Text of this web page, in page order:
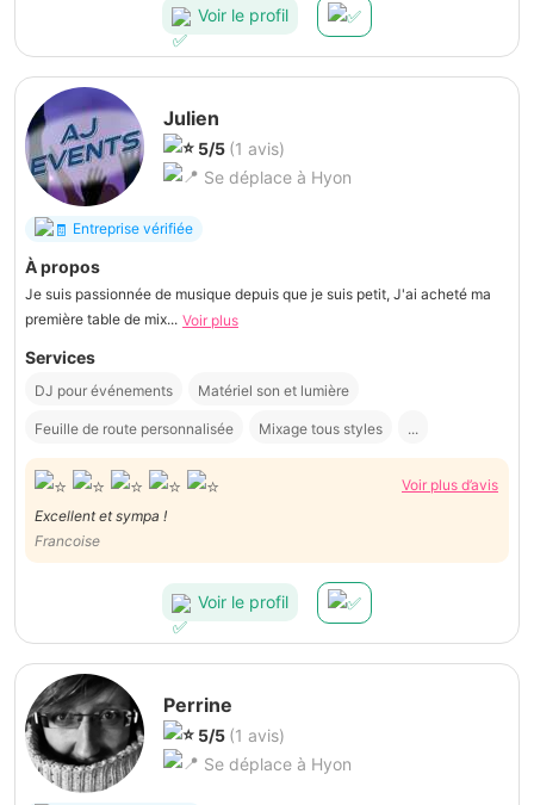
Voir le profil
Julien
5/5 (1 avis)
Se déplace à Hyon
Entreprise vérifiée
À propos
Je suis passionnée de musique depuis que je suis petit, J'ai acheté ma
première table de mix... Voir plus
Services
DJ pour événements Matériel son et lumière
Feuille de route personnalisée Mixage tous styles ...
Voir plus d’avis
Excellent et sympa !
Francoise
Voir le profil
Perrine
5/5 (1 avis)
Se déplace à Hyon